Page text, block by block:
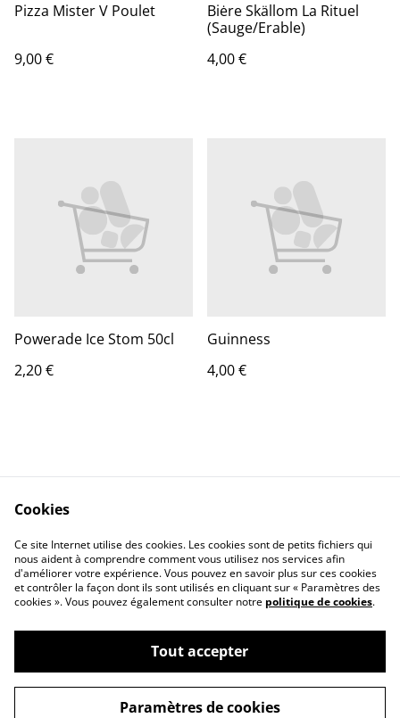
Pizza Mister V Poulet
9,00 €
Biėre Skällom La Rituel
(Sauge/Erable)
4,00 €
Powerade Ice Stom 50cl
2,20 €
Guinness
4,00 €
Contact Us
Legal Terms
Privacy Policy
Cookie Policy
©2026Zone74 Loisirs Paintball
Cookies
Ce site Internet utilise des cookies. Les cookies sont de petits fichiers qui
nous aident à comprendre comment vous utilisez nos services afin
d'améliorer votre expérience. Vous pouvez en savoir plus sur ces cookies
et contrôler la façon dont ils sont utilisés en cliquant sur « Paramètres des
cookies ». Vous pouvez également consulter notre politique de cookies.
Tout accepter
Paramètres de cookies